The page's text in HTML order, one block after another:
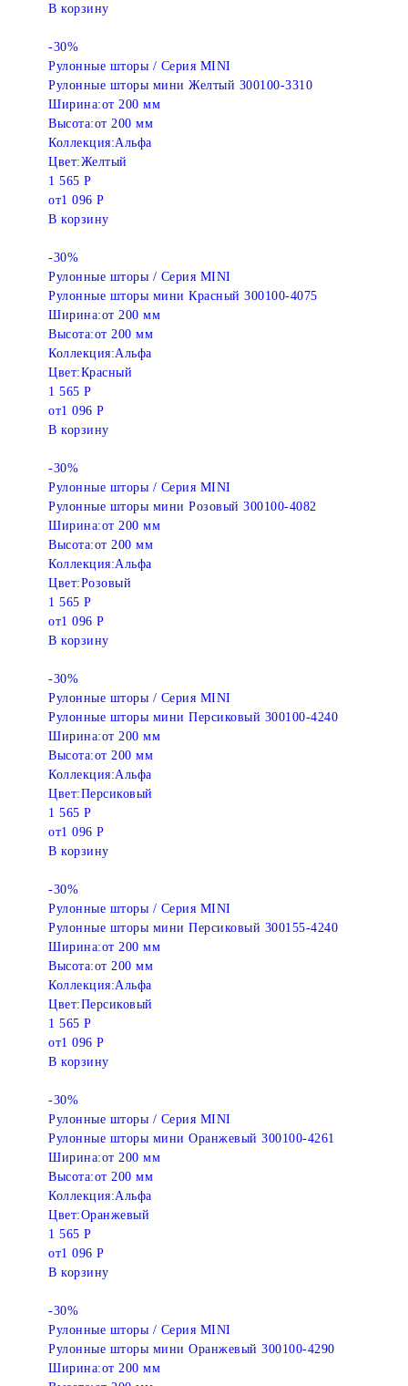
В корзину
-30%
Рулонные шторы / Серия MINI
Рулонные шторы мини Желтый 300100-3310
Ширина:от 200 мм
Высота:от 200 мм
Коллекция:Альфа
Цвет:Желтый
1 565 Р
от1 096 Р
В корзину
-30%
Рулонные шторы / Серия MINI
Рулонные шторы мини Красный 300100-4075
Ширина:от 200 мм
Высота:от 200 мм
Коллекция:Альфа
Цвет:Красный
1 565 Р
от1 096 Р
В корзину
-30%
Рулонные шторы / Серия MINI
Рулонные шторы мини Розовый 300100-4082
Ширина:от 200 мм
Высота:от 200 мм
Коллекция:Альфа
Цвет:Розовый
1 565 Р
от1 096 Р
В корзину
-30%
Рулонные шторы / Серия MINI
Рулонные шторы мини Персиковый 300100-4240
Ширина:от 200 мм
Высота:от 200 мм
Коллекция:Альфа
Цвет:Персиковый
1 565 Р
от1 096 Р
В корзину
-30%
Рулонные шторы / Серия MINI
Рулонные шторы мини Персиковый 300155-4240
Ширина:от 200 мм
Высота:от 200 мм
Коллекция:Альфа
Цвет:Персиковый
1 565 Р
от1 096 Р
В корзину
-30%
Рулонные шторы / Серия MINI
Рулонные шторы мини Оранжевый 300100-4261
Ширина:от 200 мм
Высота:от 200 мм
Коллекция:Альфа
Цвет:Оранжевый
1 565 Р
от1 096 Р
В корзину
-30%
Рулонные шторы / Серия MINI
Рулонные шторы мини Оранжевый 300100-4290
Ширина:от 200 мм